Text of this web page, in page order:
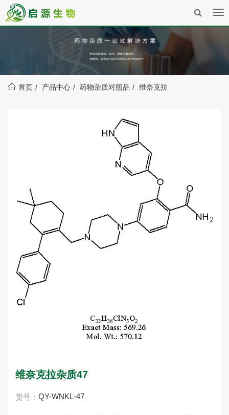
首页 产品中心 药物杂质对照品 维奈克拉
维奈克拉杂质47
货号： QY-WNKL-47